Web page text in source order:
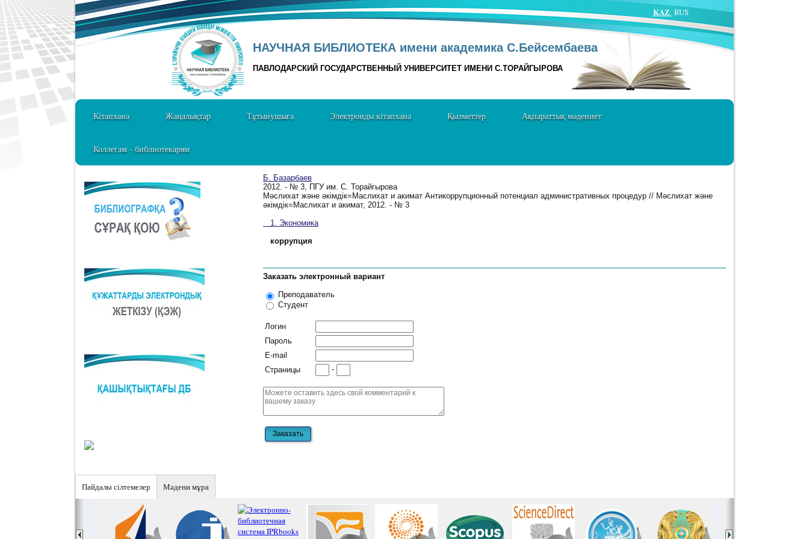
НАУЧНАЯ БИБЛИОТЕКА имени академика С.Бейсембаева
ПАВЛОДАРСКИЙ ГОСУДАРСТВЕННЫЙ УНИВЕРСИТЕТ ИМЕНИ С.ТОРАЙГЫРОВА
KAZ RUS
Кітапхана Жаңалықтар Тұтынушыға Электронды кітапхана Қызметтер Ақпараттық мәдениет
Коллегам - библиотекарям
Б. Базарбаев
2012. - № 3, ПГУ им. С. Торайгырова
Мәслихат және әкімдік=Маслихат и акимат Антикоррупционный потенциал административных процедур // Мәслихат және
әкімдік=Маслихат и акимат, 2012. - № 3
1. Экономика
коррупция
Заказать электронный вариант
Преподаватель
Студент
Логин
Пароль
E-mail
Страницы
-
Пайдалы сiлтемелер Мәдени мұра